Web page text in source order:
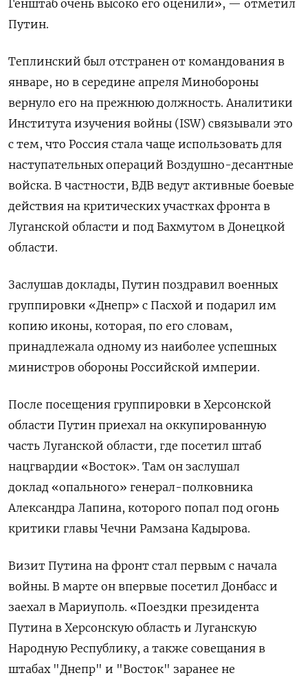
Генштаб очень высоко его оценили», — отметил
Путин.
Теплинский был отстранен от командования в
январе, но в середине апреля Минобороны
вернуло его на прежнюю должность. Аналитики
Института изучения войны (ISW) связывали это
с тем, что Россия стала чаще использовать для
наступательных операций Воздушно-десантные
войска. В частности, ВДВ ведут активные боевые
действия на критических участках фронта в
Луганской области и под Бахмутом в Донецкой
области.
Заслушав доклады, Путин поздравил военных
группировки «Днепр» с Пасхой и подарил им
копию иконы, которая, по его словам,
принадлежала одному из наиболее успешных
министров обороны Российской империи.
После посещения группировки в Херсонской
области Путин приехал на оккупированную
часть Луганской области, где посетил штаб
нацгвардии «Восток». Там он заслушал
доклад «опального» генерал-полковника
Александра Лапина, которого попал под огонь
критики главы Чечни Рамзана Кадырова.
Визит Путина на фронт стал первым с начала
войны. В марте он впервые посетил Донбасс и
заехал в Мариуполь. «Поездки президента
Путина в Херсонскую область и Луганскую
Народную Республику, а также совещания в
штабах "Днепр" и "Восток" заранее не